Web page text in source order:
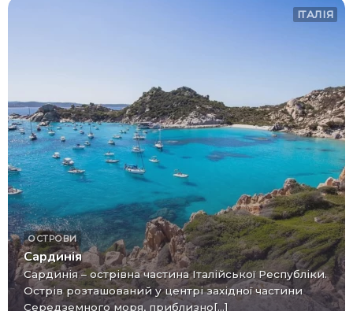
ІТАЛІЯ
ОСТРОВИ
Сардинія
Сардинія – острівна частина Італійської Республіки.
Острів розташований у центрі західної частини
Середземного моря, приблизно[...]